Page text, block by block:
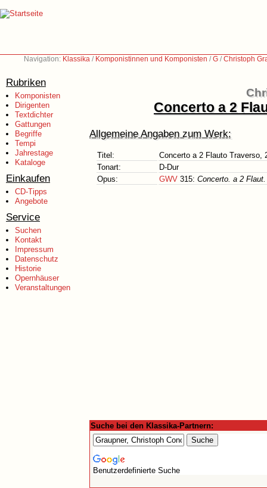
Navigation: Klassika / Komponistinnen und Komponisten /G /Christoph
Rubriken
Komponisten
Dirigenten
Textdichter
Gattungen
Begriffe
Tempi
Jahrestage
Kataloge
Einkaufen
CD-Tipps
Angebote
Service
Suchen
Kontakt
Impressum
Datenschutz
Historie
Opernhäuser
Veranstaltungen
Concerto a 2
Allgemeine Angaben zum Werk:
Titel:
Concerto a 2 Flauto Traverso,
Tonart:
D-Dur
Opus:
GWV 315: Concerto. a 2
Suche bei den Klassika-Partnern:
Benutzerdefinierte Suche